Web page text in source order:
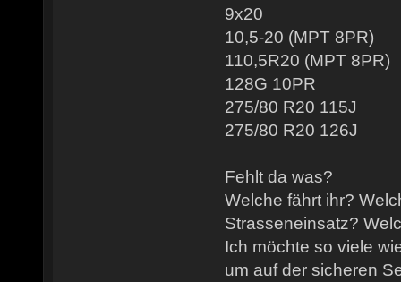
9x20
10,5-20 (MPT 8PR)
110,5R20 (MPT 8PR)
128G 10PR
275/80 R20 115J
275/80 R20 126J
Fehlt da was?
Welche fährt ihr?
Strasseneinsatz?
Ich möchte so viele
um auf der sicheren